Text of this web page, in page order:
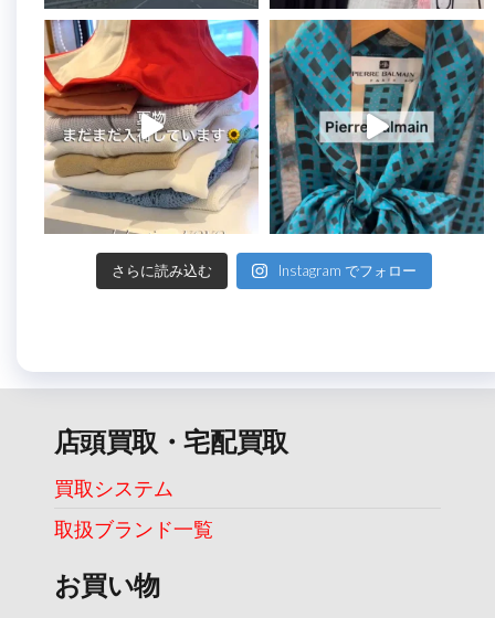
さらに読み込む Instagram でフォロー
店頭買取・宅配買取
買取システム
取扱ブランド一覧
お買い物